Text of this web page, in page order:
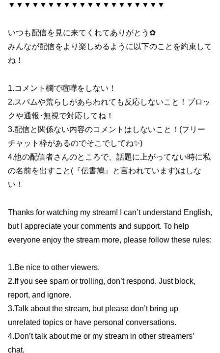
▼▼▼▼▼▼▼▼▼▼▼▼▼▼▼▼▼▼▼▼
いつも配信を見に来てくれてありがとう✿
みんなが配信をより楽しめるように以下のことを約束して
ね！
1.コメント欄で喧嘩をしない！
2.スパムや荒らしがあらわれても反応しないこと！ブロッ
クや通報･無視で対応してね！
3.配信と関係ない内容のコメントはしないこと！(フリー
チャット枠があるのでそこでしてね✨)
4.他の配信者さんのところで、話題に上がってない時に私
の名前を出すこと(『伝書鳩』と言われています)はしな
い！
Thanks for watching my stream! I can’t understand English,
but I appreciate your comments and support. To help
everyone enjoy the stream more, please follow these rules:
1.Be nice to other viewers.
2.If you see spam or trolling, don’t respond. Just block,
report, and ignore.
3.Talk about the stream, but please don’t bring up
unrelated topics or have personal conversations.
4.Don’t talk about me or my stream in other streamers’
chat.